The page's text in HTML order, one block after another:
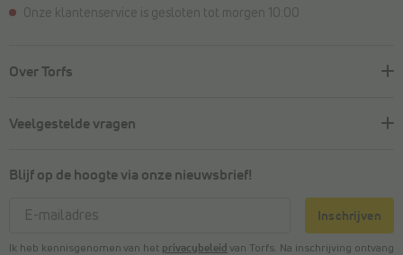
Onze klantenservice is gesloten tot morgen 10:00
Over Torfs
Veelgestelde vragen
Blijf op de hoogte via onze nieuwsbrief!
Inschrijven
Ik heb kennisgenomen van het privacybeleid van Torfs. Na inschrijving ontvang